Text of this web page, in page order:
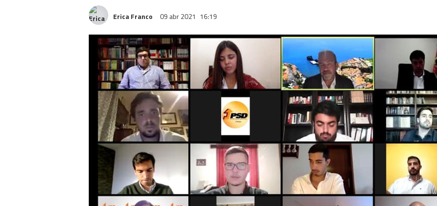
Erica Franco 09 abr 2021 16:19